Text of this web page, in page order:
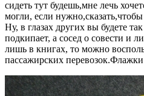
сидеть тут будешь,мне лечь
могли, если
Ну, в глазах других вы будете
подкипает, а сосед о совести и
лишь в книгах, то можно
пассажирских